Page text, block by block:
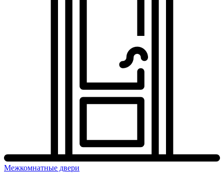
Межкомнатные двери